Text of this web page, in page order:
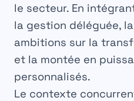
le secteur. En
la gestion déléguée,
ambitions sur la
et la montée en
personnalisés.
Le contexte